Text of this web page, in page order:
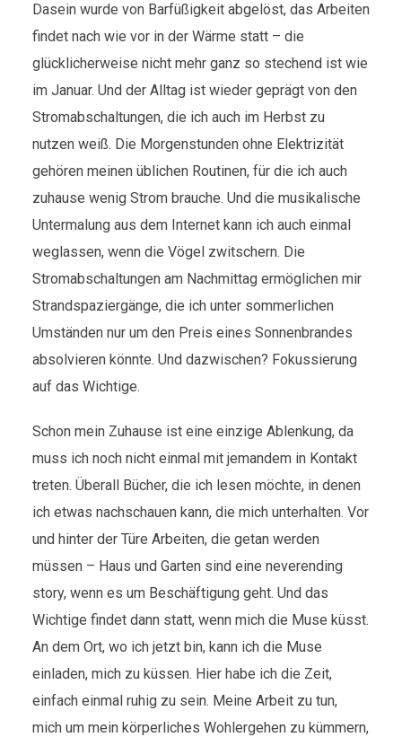
Dasein wurde von Barfüßigkeit abgelöst, das Arbeiten
findet nach wie vor in der Wärme statt – die
glücklicherweise nicht mehr ganz so stechend ist wie
im Januar. Und der Alltag ist wieder geprägt von den
Stromabschaltungen, die ich auch im Herbst zu
nutzen weiß. Die Morgenstunden ohne Elektrizität
gehören meinen üblichen Routinen, für die ich auch
zuhause wenig Strom brauche. Und die musikalische
Untermalung aus dem Internet kann ich auch einmal
weglassen, wenn die Vögel zwitschern. Die
Stromabschaltungen am Nachmittag ermöglichen mir
Strandspaziergänge, die ich unter sommerlichen
Umständen nur um den Preis eines Sonnenbrandes
absolvieren könnte. Und dazwischen? Fokussierung
auf das Wichtige.
Schon mein Zuhause ist eine einzige Ablenkung, da
muss ich noch nicht einmal mit jemandem in Kontakt
treten. Überall Bücher, die ich lesen möchte, in denen
ich etwas nachschauen kann, die mich unterhalten. Vor
und hinter der Türe Arbeiten, die getan werden
müssen – Haus und Garten sind eine neverending
story, wenn es um Beschäftigung geht. Und das
Wichtige findet dann statt, wenn mich die Muse küsst.
An dem Ort, wo ich jetzt bin, kann ich die Muse
einladen, mich zu küssen. Hier habe ich die Zeit,
einfach einmal ruhig zu sein. Meine Arbeit zu tun,
mich um mein körperliches Wohlergehen zu kümmern,